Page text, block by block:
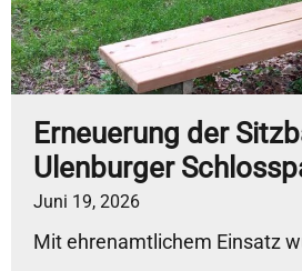
Erneuerung der
Ulenburger
Juni 19, 2026
Mit ehrenamtlichem Einsatz